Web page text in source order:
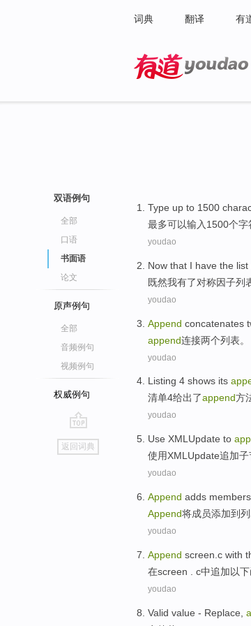
词典 翻译 有
双语例句
全部
口语
书面语
论文
原声例句
全部
音频例句
视频例句
权威例句
go
top
返回词典
Type up to 1500
最多可以输入 1500个字
youdao
Now that I have the list
既然我有了对称因子列
youdao
Append concatenates
append连接两个列表。
youdao
Listing 4 shows its
清单4给出了append方
youdao
Use XMLUpdate to
使用XMLUpdate追加子
youdao
Append adds members
Append将成员添加到
youdao
Append screen.c with
在screen . c中追加以下
youdao
Valid value - Replace